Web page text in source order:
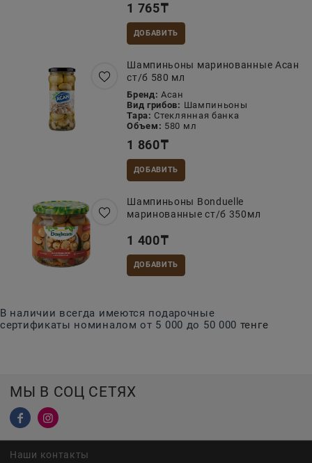
1 765₸
ДОБАВИТЬ
Шампиньоны маринованные Асан
ст/б 580 мл
Бренд: Асан
Вид грибов: Шампиньоны
Тара: Стеклянная банка
Объем: 580 мл
1 860₸
ДОБАВИТЬ
Шампиньоны Bonduelle
маринованные ст/б 350мл
1 400₸
ДОБАВИТЬ
В наличии всегда имеются подарочные
сертификаты номиналом от 5 000 до 50 000 тенге
МЫ В СОЦ СЕТЯХ
Наши контакты